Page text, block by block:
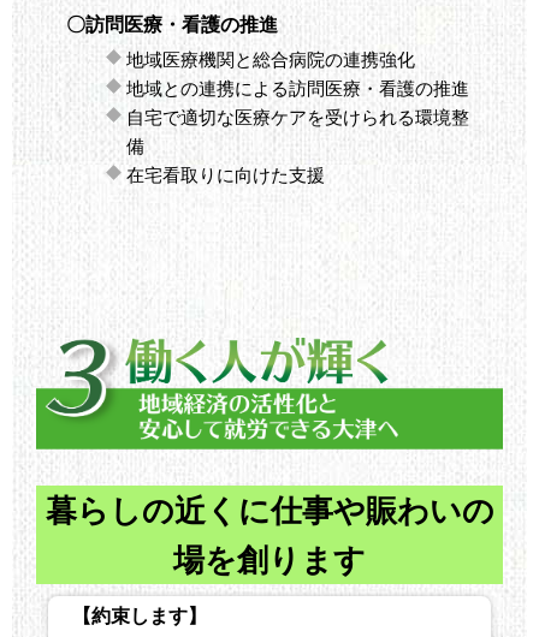
〇訪問医療・看護の推進
地域医療機関と総合病院の連携強化
地域との連携による訪問医療・看護の推進
自宅で適切な医療ケアを受けられる環境整
備
在宅看取りに向けた支援
暮らしの近くに仕事や賑わいの
場を創ります
【約束します】